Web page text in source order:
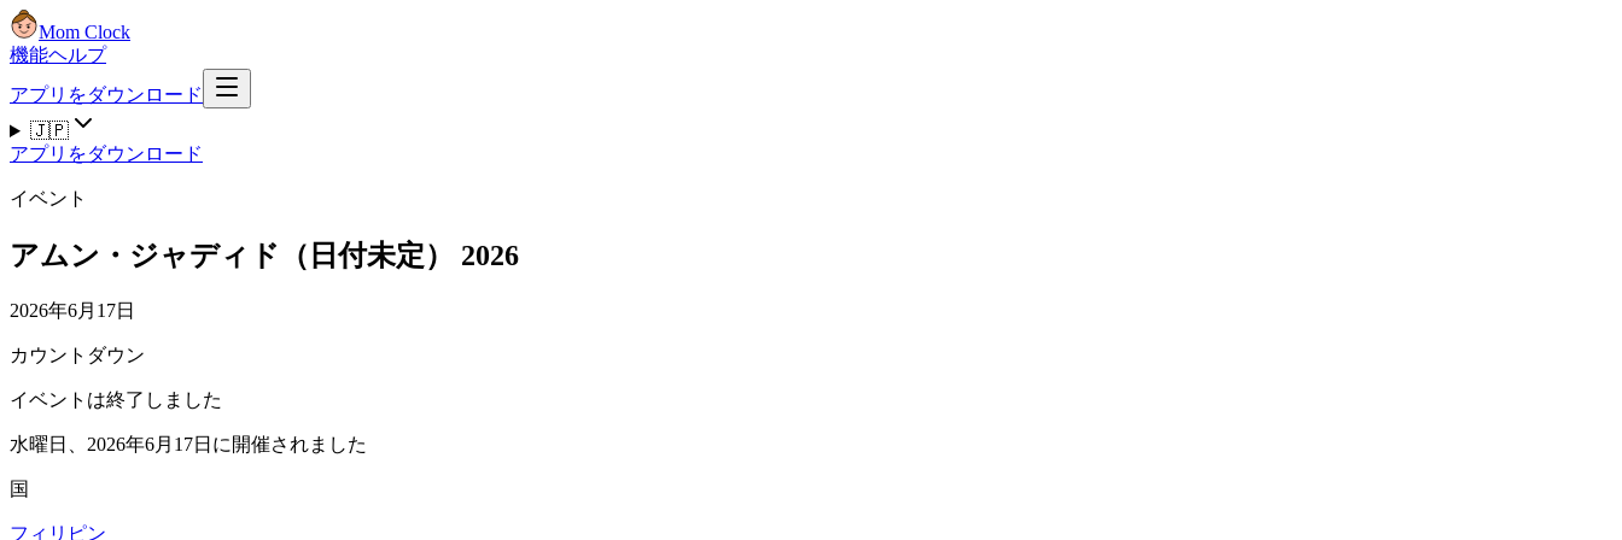
Mom Clock
機能ヘルプ
アプリをダウンロード
🇯🇵
アプリをダウンロード
イベント
アムン・ジャディド（日付未定） 2026
2026年6月17日
カウントダウン
イベントは終了しました
水曜日、2026年6月17日に開催されました
国
フィリピン